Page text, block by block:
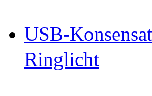
USB-
Ringlicht